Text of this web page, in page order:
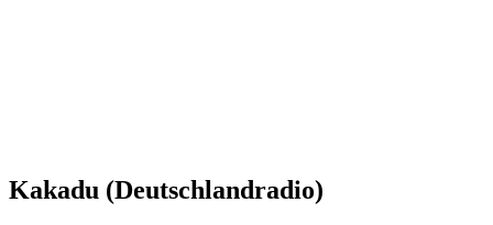
Kakadu (Deutschlandradio)